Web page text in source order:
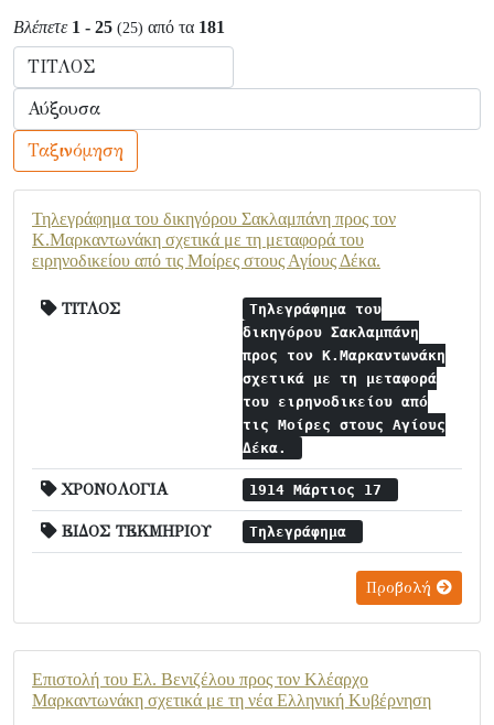
Βλέπετε 1 - 25 (25) από τα 181
Ταξινόμηση
Τηλεγράφημα του δικηγόρου Σακλαμπάνη προς τον
Κ.Μαρκαντωνάκη σχετικά με τη μεταφορά του
ειρηνοδικείου από τις Μοίρες στους Αγίους Δέκα.
ΤΙΤΛΟΣ
Τηλεγράφημα του
δικηγόρου Σακλαμπάνη
προς τον Κ.Μαρκαντωνάκη
σχετικά με τη μεταφορά
του ειρηνοδικείου από
τις Μοίρες στους Αγίους
Δέκα.
ΧΡΟΝΟΛΟΓΙΑ 1914 Μάρτιος 17
ΕΙΔΟΣ ΤΕΚΜΗΡΙΟΥ Τηλεγράφημα
Προβολή
Επιστολή του Ελ. Βενιζέλου προς τον Κλέαρχο
Μαρκαντωνάκη σχετικά με τη νέα Ελληνική Κυβέρνηση